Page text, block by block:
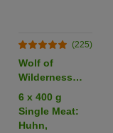
(225)
Wolf of
Wilderness
Adult -
Mixpaket
6 x 400 g
Single Meat:
Huhn,